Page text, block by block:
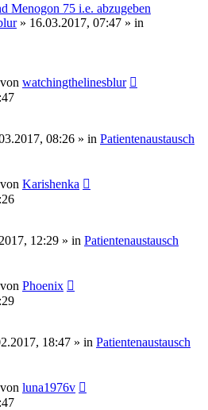
Menogon 75 i.e. abzugeben
» 16.03.2017, 07:47 » in
von watchingthelinesblur
08:26 » in Patientenaustausch
von Karishenka
12:29 » in Patientenaustausch
von Phoenix
18:47 » in Patientenaustausch
von luna1976v